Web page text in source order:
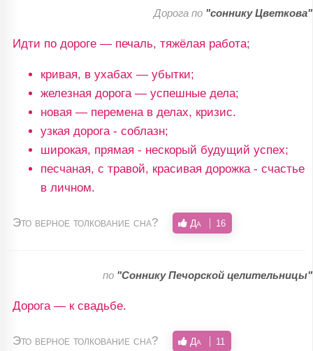
Дорога по "соннику Цветкова"
Идти по дороге — печаль, тяжёлая работа;
кривая, в ухабах — убытки;
железная дорога — успешные дела;
новая — перемена в делах, кризис.
узкая дорога - соблазн;
широкая, прямая - нескорый будущий успех;
песчаная, с травой, красивая дорожка - счастье
в личном.
Это верное толкование сна? Да 16
по "Соннику Печорской целительницы"
Дорога — к свадьбе.
Это верное толкование сна? Да 11